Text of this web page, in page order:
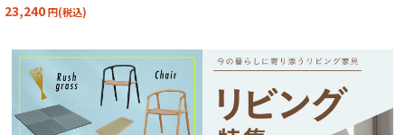
23,240円(税込)